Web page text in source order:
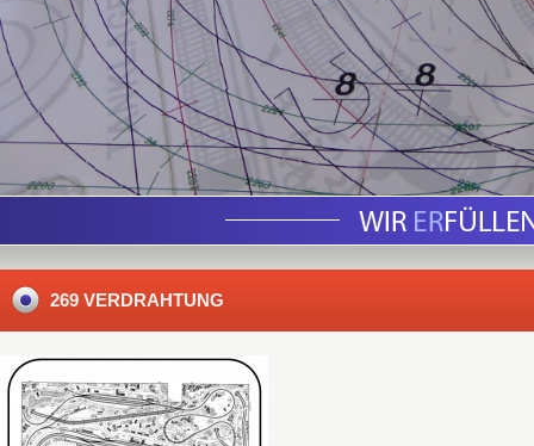
269 VERDRAHTUNG